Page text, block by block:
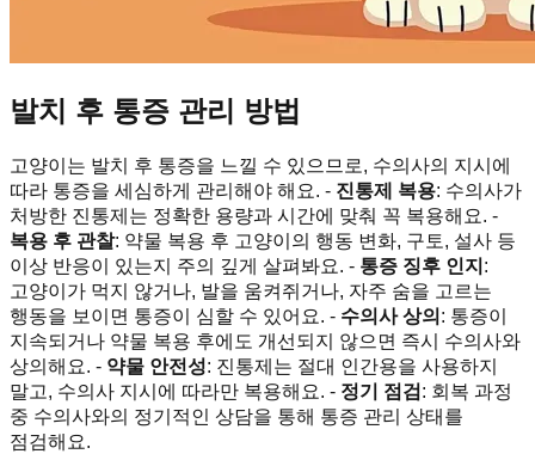
발치 후 통증 관리 방법
고양이는 발치 후 통증을 느낄 수 있으므로, 수의사의 지시에
따라 통증을 세심하게 관리해야 해요. - 진통제 복용: 수의사가
처방한 진통제는 정확한 용량과 시간에 맞춰 꼭 복용해요. -
복용 후 관찰: 약물 복용 후 고양이의 행동 변화, 구토, 설사 등
이상 반응이 있는지 주의 깊게 살펴봐요. - 통증 징후 인지 :
고양이가 먹지 않거나, 발을 움켜쥐거나, 자주 숨을 고르는
행동을 보이면 통증이 심할 수 있어요. - 수의사 상의 : 통증이
지속되거나 약물 복용 후에도 개선되지 않으면 즉시 수의사와
상의해요. - 약물 안전성: 진통제는 절대 인간용을 사용하지
말고, 수의사 지시에 따라만 복용해요. - 정기 점검 : 회복 과정
중 수의사와의 정기적인 상담을 통해 통증 관리 상태를
점검해요.